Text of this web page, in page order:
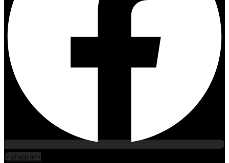
Instagram